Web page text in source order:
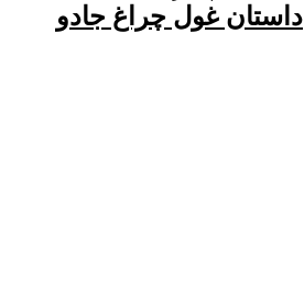
داستان غول چراغ جادو